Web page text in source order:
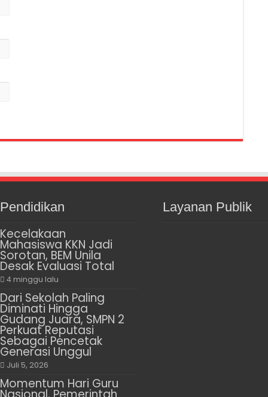
Pendidikan
Kecelakaan
Mahasiswa KKN Jadi
Sorotan, BEM Unila
Desak Evaluasi Total
4 minggu lalu
Dari Sekolah Paling
Diminati Hingga
Gudang Juara, SMPN 2
Perkuat Reputasi
Sebagai Pencetak
Generasi Unggul
Juli 5, 2026
Momentum Hari Guru
Layanan Publik